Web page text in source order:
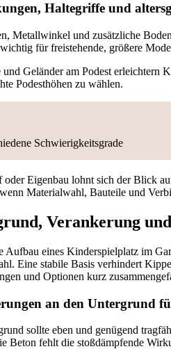
Haltegriffe und
Metallwinkel und zusätzliche
für freistehende, größere
Geländer am Podest erleichtern
Podesthöhen zu wählen.
Schwierigkeitsgrade
Eigenbau lohnt sich der Blick
Materialwahl, Bauteile und
Verankerung
Aufbau eines Kinderspielplatz im
Eine stabile Basis verhindert
und Optionen kurz
an den Untergrund
sollte eben und genügend
Beton fehlt die stoßdämpfende